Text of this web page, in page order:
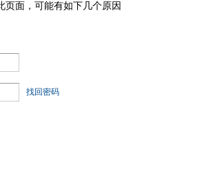
页面，可能有如下几个原因
找回密码